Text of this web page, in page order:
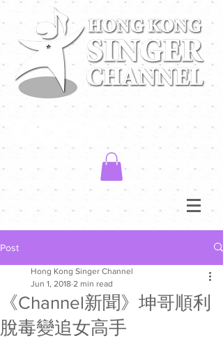
Post
《Channel新聞》坤哥順利
脫毒變追女高手
Hong Kong Singer Channel
Jun 1, 2018 2 min read